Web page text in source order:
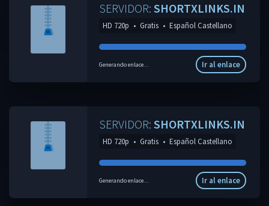
SERVIDOR: SHORTXLINKS.IN
HD 720p • Gratis • Español Castellano
Generando enlace... Ir al enlace
SERVIDOR: SHORTXLINKS.IN
HD 720p • Gratis • Español Castellano
Generando enlace... Ir al enlace